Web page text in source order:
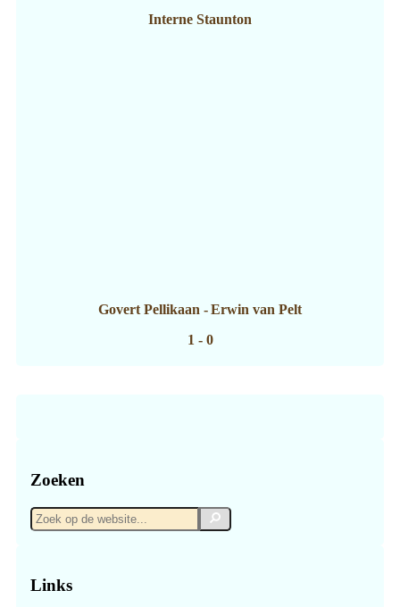
Interne Staunton
Govert Pellikaan - Erwin van Pelt
1 - 0
Zoeken
Zoek
op
Zoek
Links